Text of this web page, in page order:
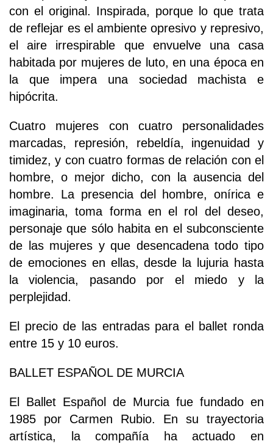
con el original. Inspirada, porque lo que trata
de reflejar es el ambiente opresivo y represivo,
el aire irrespirable que envuelve una casa
habitada por mujeres de luto, en una época en
la que impera una sociedad machista e
hipócrita.
Cuatro mujeres con cuatro personalidades
marcadas, represión, rebeldía, ingenuidad y
timidez, y con cuatro formas de relación con el
hombre, o mejor dicho, con la ausencia del
hombre. La presencia del hombre, onírica e
imaginaria, toma forma en el rol del deseo,
personaje que sólo habita en el subconsciente
de las mujeres y que desencadena todo tipo
de emociones en ellas, desde la lujuria hasta
la violencia, pasando por el miedo y la
perplejidad.
El precio de las entradas para el ballet ronda
entre 15 y 10 euros.
BALLET ESPAÑOL DE MURCIA
El Ballet Español de Murcia fue fundado en
1985 por Carmen Rubio. En su trayectoria
artística, la compañía ha actuado en